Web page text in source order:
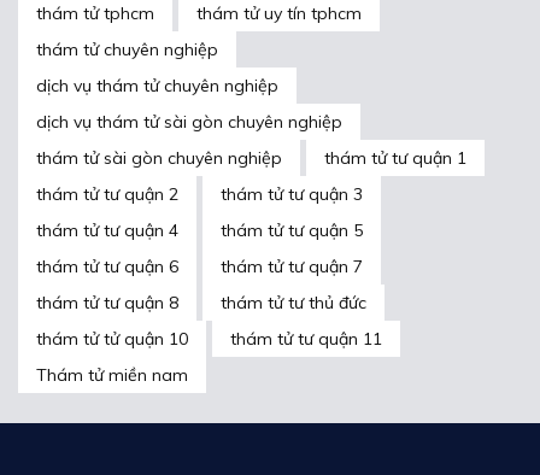
thám tử tphcm
thám tử uy tín tphcm
thám tử chuyên nghiệp
dịch vụ thám tử chuyên nghiệp
dịch vụ thám tử sài gòn chuyên nghiệp
thám tử sài gòn chuyên nghiệp
thám tử tư quận 1
thám tử tư quận 2
thám tử tư quận 3
thám tử tư quận 4
thám tử tư quận 5
thám tử tư quận 6
thám tử tư quận 7
thám tử tư quận 8
thám tử tư thủ đức
thám tử tử quận 10
thám tử tư quận 11
Thám tử miền nam